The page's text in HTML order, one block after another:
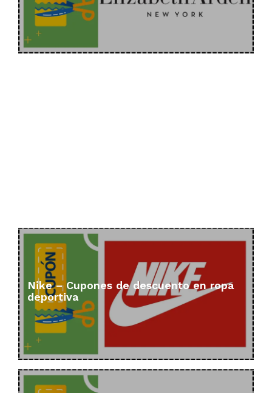
Nike – Cupones de descuento en ropa
deportiva